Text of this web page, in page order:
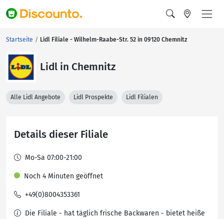
Startseite Lidl Filiale - Wilhelm-Raabe-Str. 52 in 09120 Chemnitz
Lidl in Chemnitz
Alle Lidl Angebote Lidl Prospekte Lidl Filialen
Details dieser Filiale
Mo-Sa 07:00-21:00
Noch 4 Minuten geöffnet
+49(0)8004353361
Die Filiale - hat täglich frische Backwaren - bietet heiße